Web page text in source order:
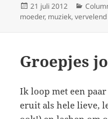
Geplaatst
op
21 juli 2012
moeder, muziek,vervelend
Groepjes
Ik loop met een
eruit als hele lieve,